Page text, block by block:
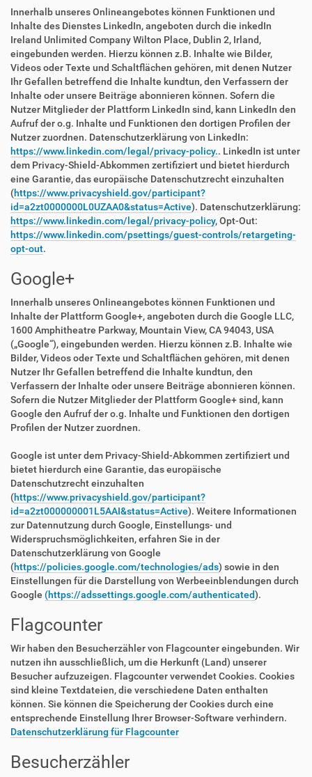
Innerhalb unseres Onlineangebotes können Funktionen und
Inhalte des Dienstes LinkedIn, angeboten durch die inkedIn
Ireland Unlimited Company Wilton Place, Dublin 2, Irland,
eingebunden werden. Hierzu können z.B. Inhalte wie Bilder,
Videos oder Texte und Schaltflächen gehören, mit denen Nutzer
Ihr Gefallen betreffend die Inhalte kundtun, den Verfassern der
Inhalte oder unsere Beiträge abonnieren können. Sofern die
Nutzer Mitglieder der Plattform LinkedIn sind, kann LinkedIn den
Aufruf der o.g. Inhalte und Funktionen den dortigen Profilen der
Nutzer zuordnen. Datenschutzerklärung von LinkedIn:
https://www.linkedin.com/legal/privacy-policy.. LinkedIn ist unter
dem Privacy-Shield-Abkommen zertifiziert und bietet hierdurch
eine Garantie, das europäische Datenschutzrecht einzuhalten
(https://www.privacyshield.gov/participant?
id=a2zt0000000L0UZAA0&status=Active). Datenschutzerklärung:
https://www.linkedin.com/legal/privacy-policy, Opt-Out:
https://www.linkedin.com/psettings/guest-controls/retargeting-
opt-out.
Google+
Innerhalb unseres Onlineangebotes können Funktionen und
Inhalte der Plattform Google+, angeboten durch die Google LLC,
1600 Amphitheatre Parkway, Mountain View, CA 94043, USA
(„Google“), eingebunden werden. Hierzu können z.B. Inhalte wie
Bilder, Videos oder Texte und Schaltflächen gehören, mit denen
Nutzer Ihr Gefallen betreffend die Inhalte kundtun, den
Verfassern der Inhalte oder unsere Beiträge abonnieren können.
Sofern die Nutzer Mitglieder der Plattform Google+ sind, kann
Google den Aufruf der o.g. Inhalte und Funktionen den dortigen
Profilen der Nutzer zuordnen.
Google ist unter dem Privacy-Shield-Abkommen zertifiziert und
bietet hierdurch eine Garantie, das europäische
Datenschutzrecht einzuhalten
(https://www.privacyshield.gov/participant?
id=a2zt000000001L5AAI&status=Active). Weitere Informationen
zur Datennutzung durch Google, Einstellungs- und
Widerspruchsmöglichkeiten, erfahren Sie in der
Datenschutzerklärung von Google
(https://policies.google.com/technologies/ads) sowie in den
Einstellungen für die Darstellung von Werbeeinblendungen durch
Google (https://adssettings.google.com/authenticated).
Flagcounter
Wir haben den Besucherzähler von Flagcounter eingebunden. Wir
nutzen ihn ausschließlich, um die Herkunft (Land) unserer
Besucher aufzuzeigen. Flagcounter verwendet Cookies. Cookies
sind kleine Textdateien, die verschiedene Daten enthalten
können. Sie können die Speicherung der Cookies durch eine
entsprechende Einstellung Ihrer Browser-Software verhindern.
Datenschutzerklärung für Flagcounter
Besucherzähler